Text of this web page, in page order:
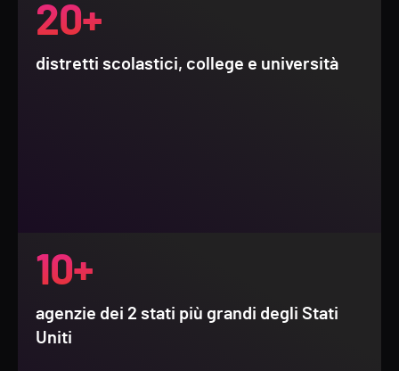
20+
distretti scolastici, college e università
10+
agenzie dei 2 stati più grandi degli Stati
Uniti